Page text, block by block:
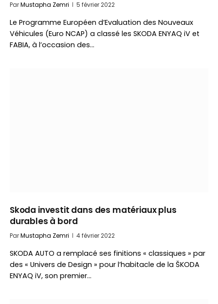
ParMustapha Zemri 5 février 2022
Le Programme Européen d’Evaluation des Nouveaux
Véhicules (Euro NCAP) a classé les SKODA ENYAQ iV et
FABIA, à l’occasion des…
Skoda investit dans des matériaux plus
durables à bord
ParMustapha Zemri 4 février 2022
SKODA AUTO a remplacé ses finitions « classiques » par
des « Univers de Design » pour l’habitacle de la ŠKODA
ENYAQ iV, son premier…